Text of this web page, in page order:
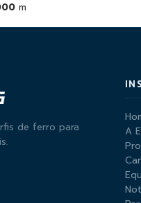
m
de ferro para
A